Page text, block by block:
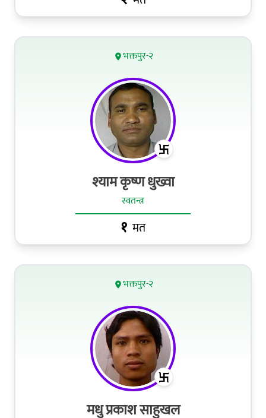
भक्तपुर-२
श्याम कृष्ण धुख्वा
स्वतन्त्र
१ मत
भक्तपुर-२
मधु प्रकाश साहुखल